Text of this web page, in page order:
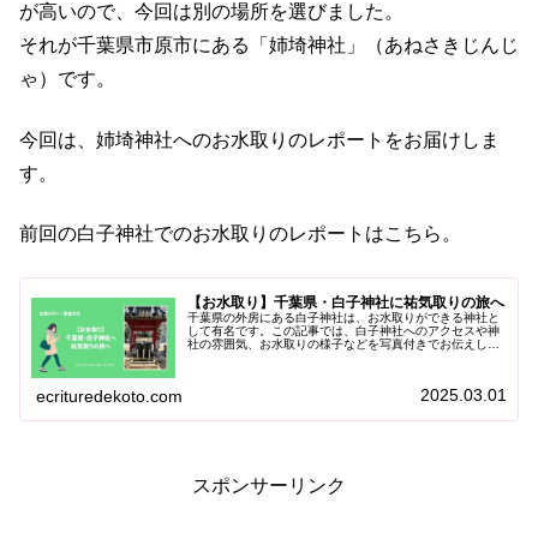
が高いので、今回は別の場所を選びました。
それが千葉県市原市にある「姉埼神社」（あねさきじんじ
ゃ）です。
今回は、姉埼神社へのお水取りのレポートをお届けしま
す。
前回の白子神社でのお水取りのレポートはこちら。
【お水取り】千葉県・白子神社に祐気取りの旅へ
千葉県の外房にある白子神社は、お水取りができる神社と
して有名です。この記事では、白子神社へのアクセスや神
社の雰囲気、お水取りの様子などを写真付きでお伝えして
ecrituredekoto.com 2025.03.01
スポンサーリンク